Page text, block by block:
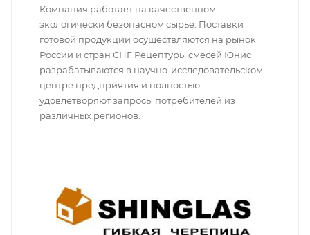
Компания работает на качественном
экологически безопасном сырье. Поставки
готовой продукции осуществляются на рынок
России и стран СНГ. Рецептуры смесей Юнис
разрабатываются в научно-исследовательском
центре предприятия и полностью
удовлетворяют запросы потребителей из
различных регионов.